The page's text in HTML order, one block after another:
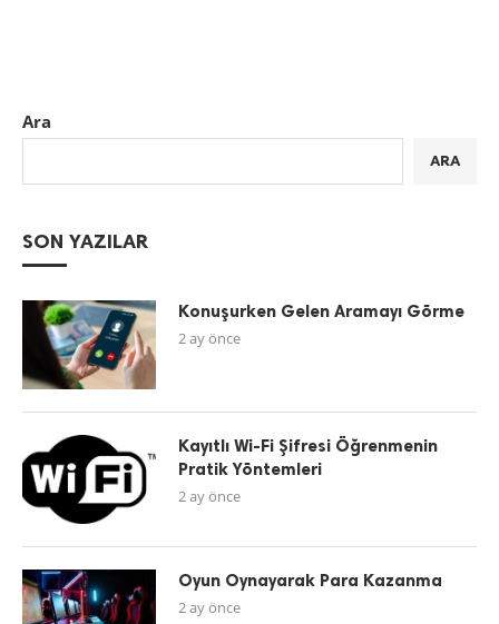
Ara
ARA
SON YAZILAR
Konuşurken Gelen Aramayı Görme
2 ay önce
Kayıtlı Wi-Fi Şifresi Öğrenmenin
Pratik Yöntemleri
2 ay önce
Oyun Oynayarak Para Kazanma
2 ay önce